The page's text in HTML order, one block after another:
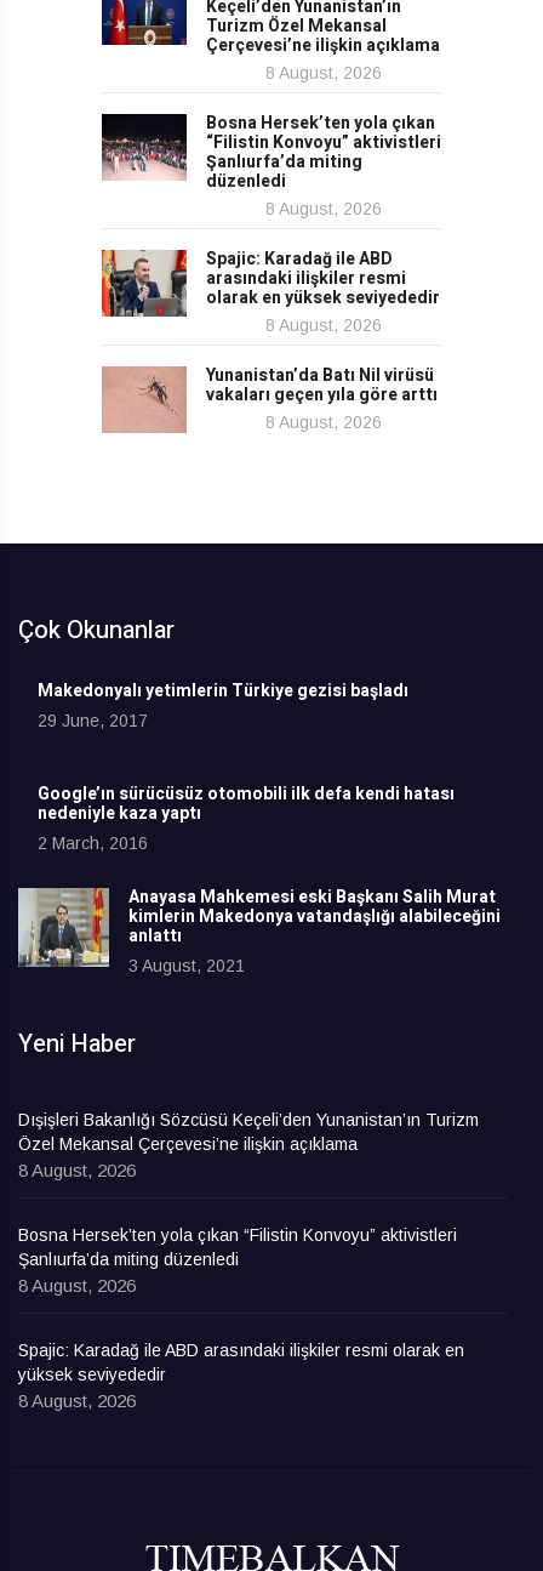
Keçeli’den Yunanistan’ın
Turizm Özel Mekansal
Çerçevesi’ne ilişkin açıklama
8 August, 2026
Bosna Hersek’ten yola çıkan
“Filistin Konvoyu” aktivistleri
Şanlıurfa’da miting
düzenledi
8 August, 2026
Spajic: Karadağ ile ABD
arasındaki ilişkiler resmi
olarak en yüksek seviyededir
8 August, 2026
Yunanistan’da Batı Nil virüsü
vakaları geçen yıla göre arttı
8 August, 2026
Çok Okunanlar
Makedonyalı yetimlerin Türkiye gezisi başladı
29 June, 2017
Google’ın sürücüsüz otomobili ilk defa kendi hatası
nedeniyle kaza yaptı
2 March, 2016
Anayasa Mahkemesi eski Başkanı Salih Murat
kimlerin Makedonya vatandaşlığı alabileceğini
anlattı
3 August, 2021
Yeni Haber
Dışişleri Bakanlığı Sözcüsü Keçeli’den Yunanistan’ın Turizm
Özel Mekansal Çerçevesi’ne ilişkin açıklama
8 August, 2026
Bosna Hersek’ten yola çıkan “Filistin Konvoyu” aktivistleri
Şanlıurfa’da miting düzenledi
8 August, 2026
Spajic: Karadağ ile ABD arasındaki ilişkiler resmi olarak en
yüksek seviyededir
8 August, 2026